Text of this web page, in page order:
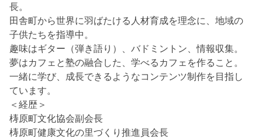
長。
田舎町から世界に羽ばたける人材育成を理念に、地域の
子供たちを指導中。
趣味はギター（弾き語り）、バドミントン、情報収集。
夢はカフェと塾の融合した、学べるカフェを作ること。
一緒に学び、成長できるようなコンテンツ制作を目指し
ています。
＜経歴＞
梼原町文化協会副会長
梼原町健康文化の里づくり推進員会長